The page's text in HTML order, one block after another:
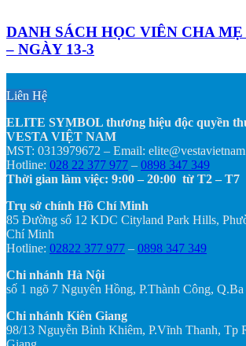
DANH SÁCH HỌC VIÊN CHA
– NGÀY 13-3
Liên Hệ
ELITE SYMBOL thương hiệu độc quyền
VESTA VIỆT NAM
MST: 0313979672 – Email:
Hotline: 028 22 377 977 – 0898 347 349
Thời gian làm việc: 9:00 – 20:00 từ T2 – T7
Trụ sở chính Hồ Chí Minh
85 Đường số 12 KDC Cityland Park Hills,
Chí Minh
Hotline: 02822 377 977 – 0898 347 349
Chi nhánh Hà Nội
số 1 ngõ 7 Nguyên Hồng, P.Thành Công,
Chi nhánh Kiên Giang
98/13 Nguyễn Bỉnh Khiêm, P.Vĩnh Thanh, Tp